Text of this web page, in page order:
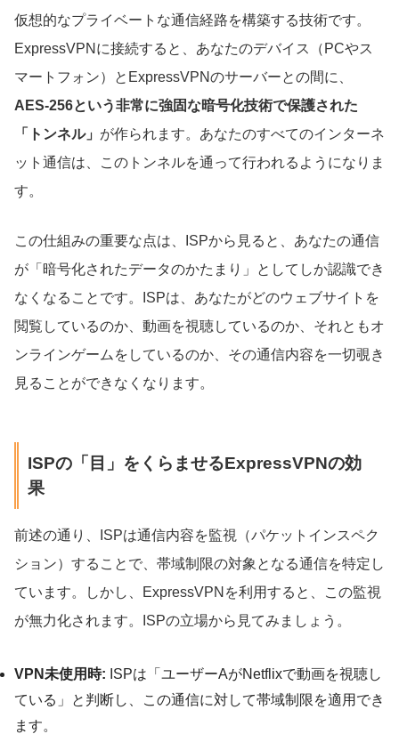
仮想的なプライベートな通信経路を構築する技術です。
ExpressVPNに接続すると、あなたのデバイス（PCやス
マートフォン）とExpressVPNのサーバーとの間に、
AES-256という非常に強固な暗号化技術で保護された
「トンネル」 が作られます。あなたのすべてのインターネ
ット通信は、このトンネルを通って行われるようになりま
す。
この仕組みの重要な点は、ISPから見ると、あなたの通信
が「暗号化されたデータのかたまり」としてしか認識でき
なくなることです。ISPは、あなたがどのウェブサイトを
閲覧しているのか、動画を視聴しているのか、それともオ
ンラインゲームをしているのか、その通信内容を一切覗き
見ることができなくなります。
ISPの「目」をくらませるExpressVPNの効
果
前述の通り、ISPは通信内容を監視（パケットインスペク
ション）することで、帯域制限の対象となる通信を特定し
ています。しかし、ExpressVPNを利用すると、この監視
が無力化されます。ISPの立場から見てみましょう。
VPN未使用時: ISPは「ユーザーAがNetflixで動画を視聴し
ている」と判断し、この通信に対して帯域制限を適用でき
ます。